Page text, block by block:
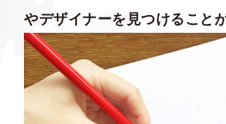
やデザイナーを見つけること